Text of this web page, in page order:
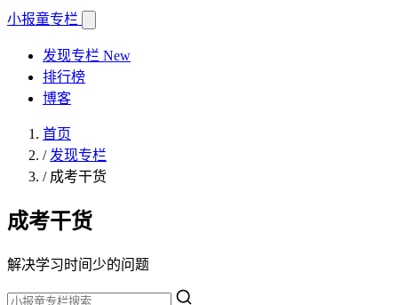
小报童专栏
发现专栏 New
排行榜
博客
首页
/ 发现专栏
/ 成考干货
成考干货
解决学习时间少的问题